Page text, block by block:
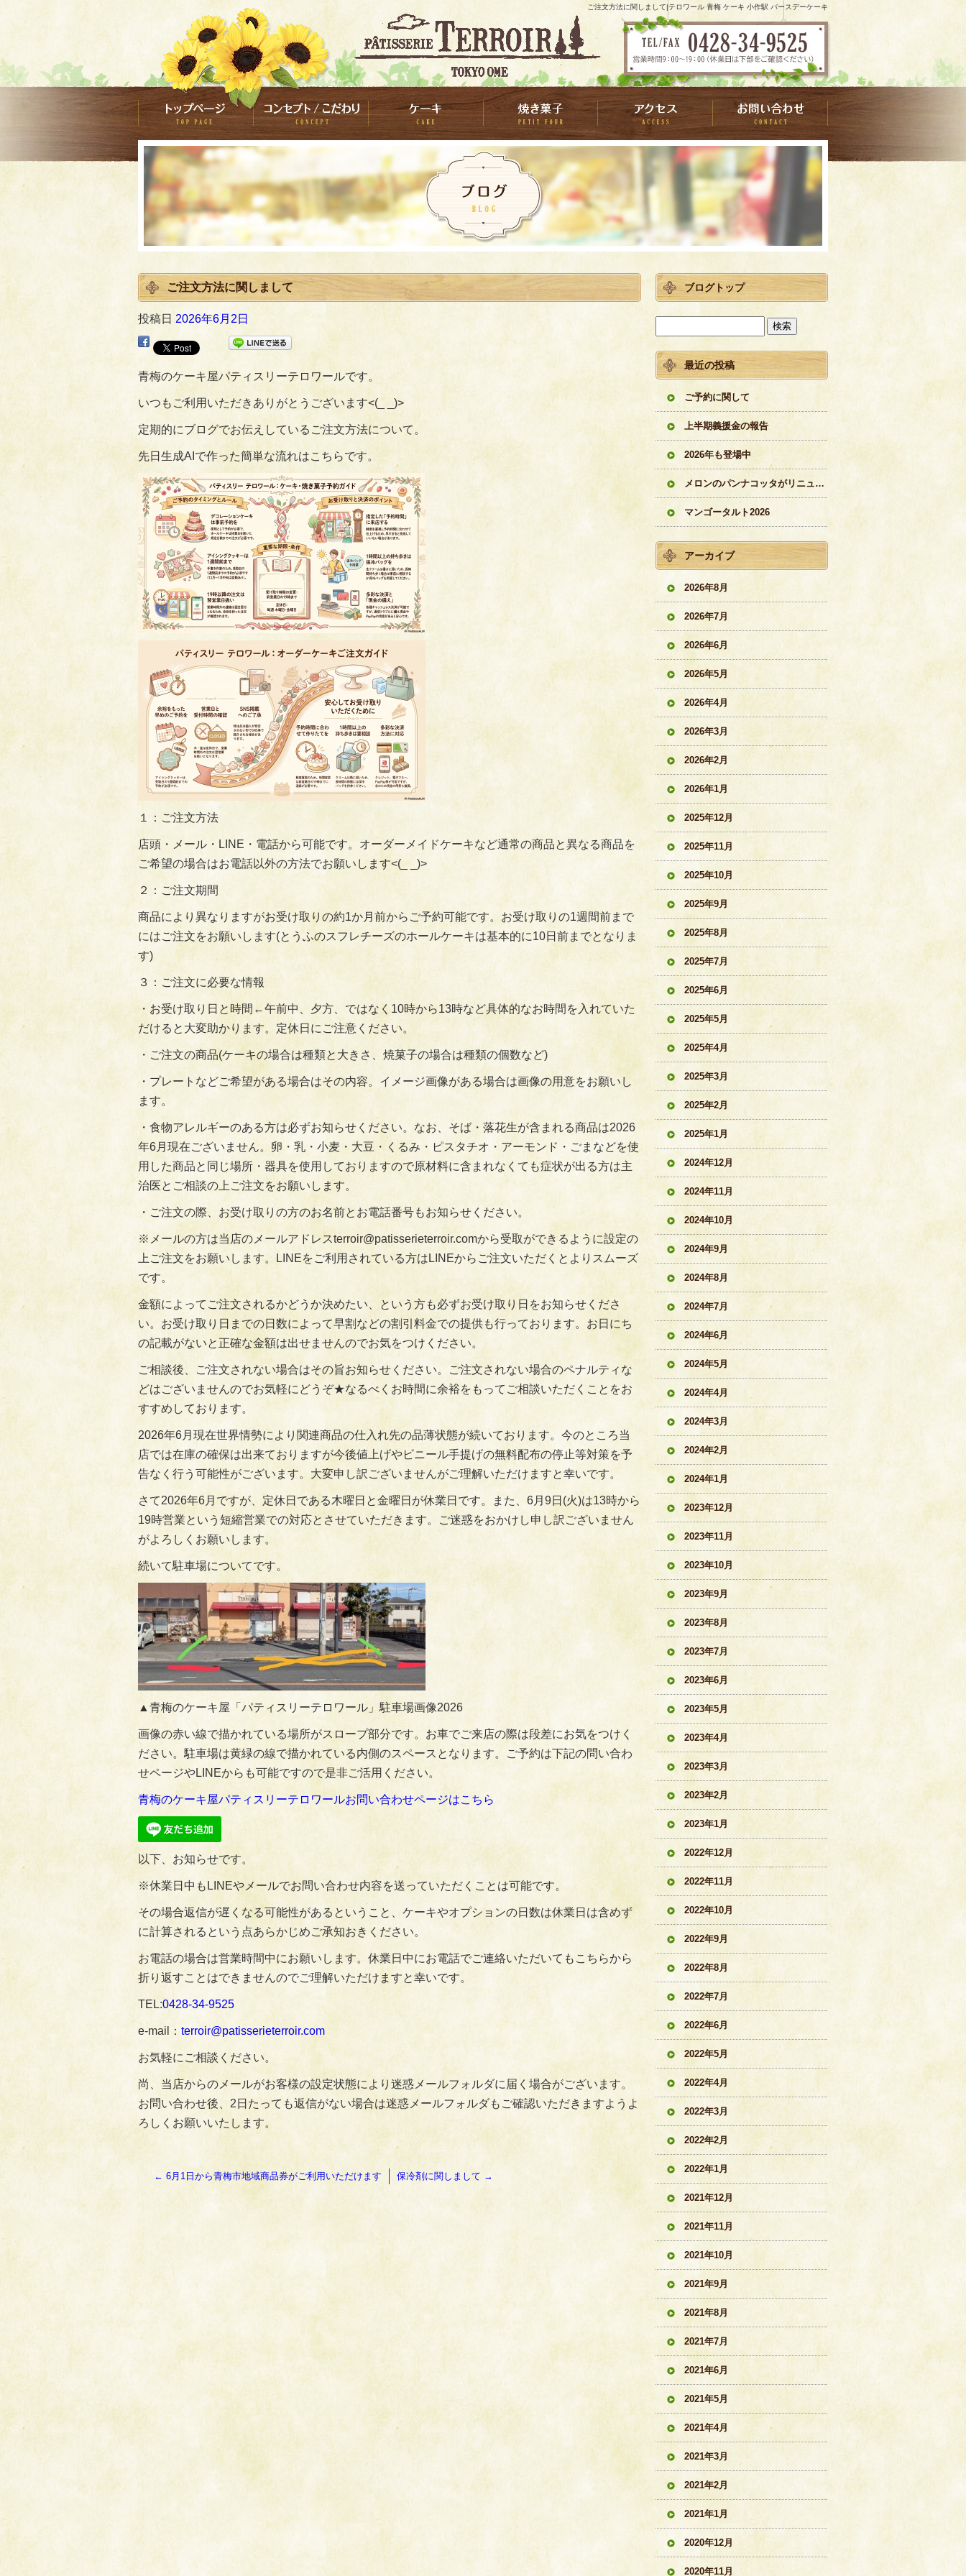
ご注文方法に関しまして|テロワール 青梅 ケーキ 小作駅 バースデーケーキ
ご注文方法に関しまして
投稿日 2026年6月2日
青梅のケーキ屋パティスリーテロワールです。
いつもご利用いただきありがとうございます<(_ _)>
定期的にブログでお伝えしているご注文方法について。
先日生成AIで作った簡単な流れはこちらです。
１：ご注文方法
店頭・メール・LINE・電話から可能です。オーダーメイドケーキなど通常の商品と異なる商品を
ご希望の場合はお電話以外の方法でお願いします<(_ _)>
２：ご注文期間
商品により異なりますがお受け取りの約1か月前からご予約可能です。お受け取りの1週間前まで
にはご注文をお願いします(とうふのスフレチーズのホールケーキは基本的に10日前までとなりま
す)
３：ご注文に必要な情報
・お受け取り日と時間←午前中、夕方、ではなく10時から13時など具体的なお時間を入れていた
だけると大変助かります。定休日にご注意ください。
・ご注文の商品(ケーキの場合は種類と大きさ、焼菓子の場合は種類の個数など)
・プレートなどご希望がある場合はその内容。イメージ画像がある場合は画像の用意をお願いし
ます。
・食物アレルギーのある方は必ずお知らせください。なお、そば・落花生が含まれる商品は2026
年6月現在ございません。卵・乳・小麦・大豆・くるみ・ピスタチオ・アーモンド・ごまなどを使
用した商品と同じ場所・器具を使用しておりますので原材料に含まれなくても症状が出る方は主
治医とご相談の上ご注文をお願いします。
・ご注文の際、お受け取りの方のお名前とお電話番号もお知らせください。
※メールの方は当店のメールアドレスterroir@patisserieterroir.comから受取ができるように設定の
上ご注文をお願いします。LINEをご利用されている方はLINEからご注文いただくとよりスムーズ
です。
金額によってご注文されるかどうか決めたい、という方も必ずお受け取り日をお知らせくださ
い。お受け取り日までの日数によって早割などの割引料金での提供も行っております。お日にち
の記載がないと正確な金額は出せませんのでお気をつけください。
ご相談後、ご注文されない場合はその旨お知らせください。ご注文されない場合のペナルティな
どはございませんのでお気軽にどうぞ★なるべくお時間に余裕をもってご相談いただくことをお
すすめしております。
2026年6月現在世界情勢により関連商品の仕入れ先の品薄状態が続いております。今のところ当
店では在庫の確保は出来ておりますが今後値上げやビニール手提げの無料配布の停止等対策を予
告なく行う可能性がございます。大変申し訳ございませんがご理解いただけますと幸いです。
さて2026年6月ですが、定休日である木曜日と金曜日が休業日です。また、6月9日(火)は13時から
19時営業という短縮営業での対応とさせていただきます。ご迷惑をおかけし申し訳ございません
がよろしくお願いします。
続いて駐車場についてです。
▲青梅のケーキ屋「パティスリーテロワール」駐車場画像2026
画像の赤い線で描かれている場所がスロープ部分です。お車でご来店の際は段差にお気をつけく
ださい。駐車場は黄緑の線で描かれている内側のスペースとなります。ご予約は下記の問い合わ
せページやLINEからも可能ですので是非ご活用ください。
青梅のケーキ屋パティスリーテロワールお問い合わせページはこちら
以下、お知らせです。
※休業日中もLINEやメールでお問い合わせ内容を送っていただくことは可能です。
その場合返信が遅くなる可能性があるということ、ケーキやオプションの日数は休業日は含めず
に計算されるという点あらかじめご承知おきください。
お電話の場合は営業時間中にお願いします。休業日中にお電話でご連絡いただいてもこちらから
折り返すことはできませんのでご理解いただけますと幸いです。
TEL:0428‐34‐9525
e-mail： terroir@patisserieterroir.com
お気軽にご相談ください。
尚、当店からのメールがお客様の設定状態により迷惑メールフォルダに届く場合がございます。
お問い合わせ後、2日たっても返信がない場合は迷惑メールフォルダもご確認いただきますようよ
ろしくお願いいたします。
← 6月1日から青梅市地域商品券がご利用いただけます 保冷剤に関しまして →
ブログトップ
最近の投稿
ご予約に関して
上半期義援金の報告
2026年も登場中
メロンのパンナコッタがリニューアル
マンゴータルト2026
アーカイブ
2026年8月
2026年7月
2026年6月
2026年5月
2026年4月
2026年3月
2026年2月
2026年1月
2025年12月
2025年11月
2025年10月
2025年9月
2025年8月
2025年7月
2025年6月
2025年5月
2025年4月
2025年3月
2025年2月
2025年1月
2024年12月
2024年11月
2024年10月
2024年9月
2024年8月
2024年7月
2024年6月
2024年5月
2024年4月
2024年3月
2024年2月
2024年1月
2023年12月
2023年11月
2023年10月
2023年9月
2023年8月
2023年7月
2023年6月
2023年5月
2023年4月
2023年3月
2023年2月
2023年1月
2022年12月
2022年11月
2022年10月
2022年9月
2022年8月
2022年7月
2022年6月
2022年5月
2022年4月
2022年3月
2022年2月
2022年1月
2021年12月
2021年11月
2021年10月
2021年9月
2021年8月
2021年7月
2021年6月
2021年5月
2021年4月
2021年3月
2021年2月
2021年1月
2020年12月
2020年11月